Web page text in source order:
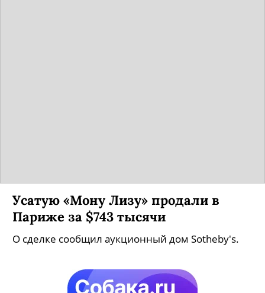
Усатую «Мону Лизу» продали в
Париже за $743 тысячи
О сделке сообщил аукционный дом Sotheby's.